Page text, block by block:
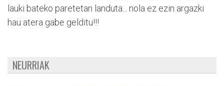
lauki bateko paretetan landuta... nola ez ezin argazki
hau atera gabe gelditu!!!
NEURRIAK